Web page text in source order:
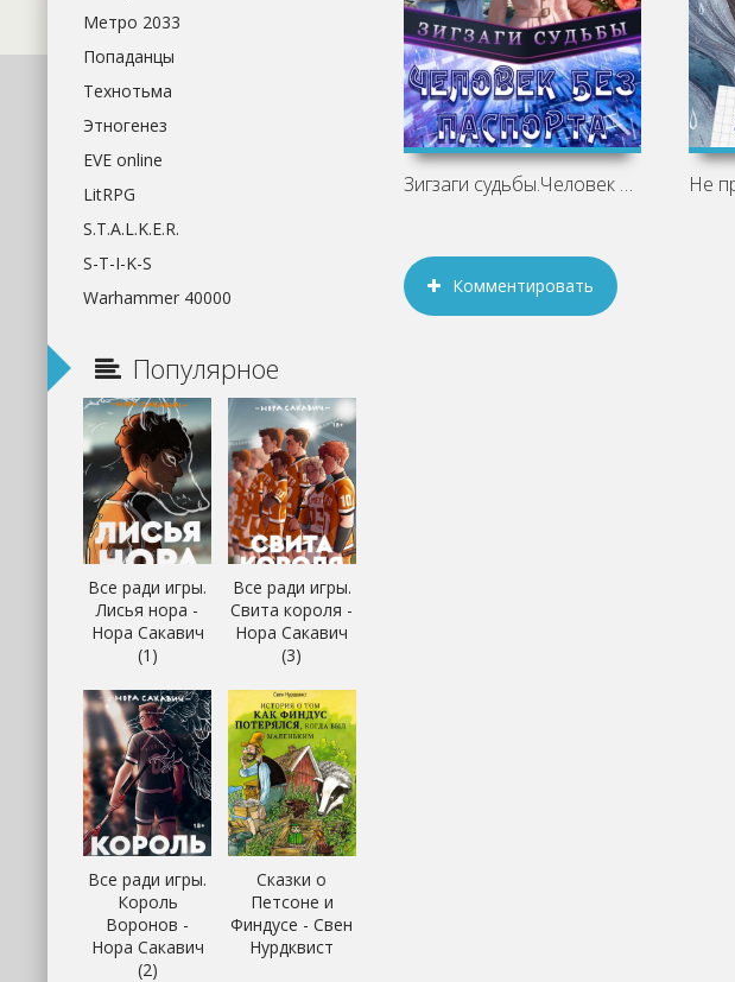
Зигзаги судьбы.Человек без паспорта -
Комментировать
Метро 2033
Попаданцы
Технотьма
Этногенез
EVE online
LitRPG
S.T.A.L.K.E.R.
S-T-I-K-S
Warhammer 40000
Популярное
Все ради игры.
Лисья нора -
Нора Сакавич
(1)
Все ради игры.
Свита короля -
Нора Сакавич
(3)
Все ради игры.
Король
Воронов -
Нора Сакавич
(2)
Сказки о
Петсоне и
Финдусе - Свен
Нурдквист